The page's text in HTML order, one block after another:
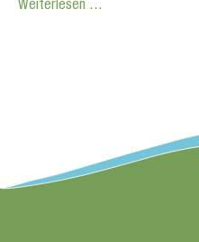
Weiterlesen …